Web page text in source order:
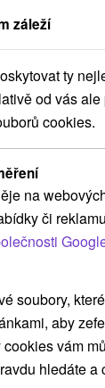
pobyty
v akci(12)
Pobyty pro
termín
záleží
ty
od vás
cookies.
na
či
soubory,
aby
vám
hledáte a